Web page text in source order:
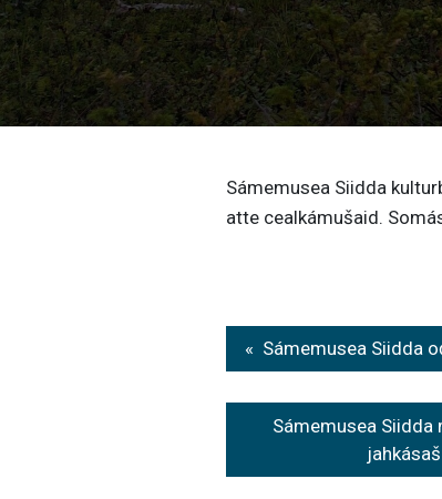
Sámemusea Siidda
atte cealkámušaid.
Post
navigation
Sámemusea Siidda
Sámemusea Siidda